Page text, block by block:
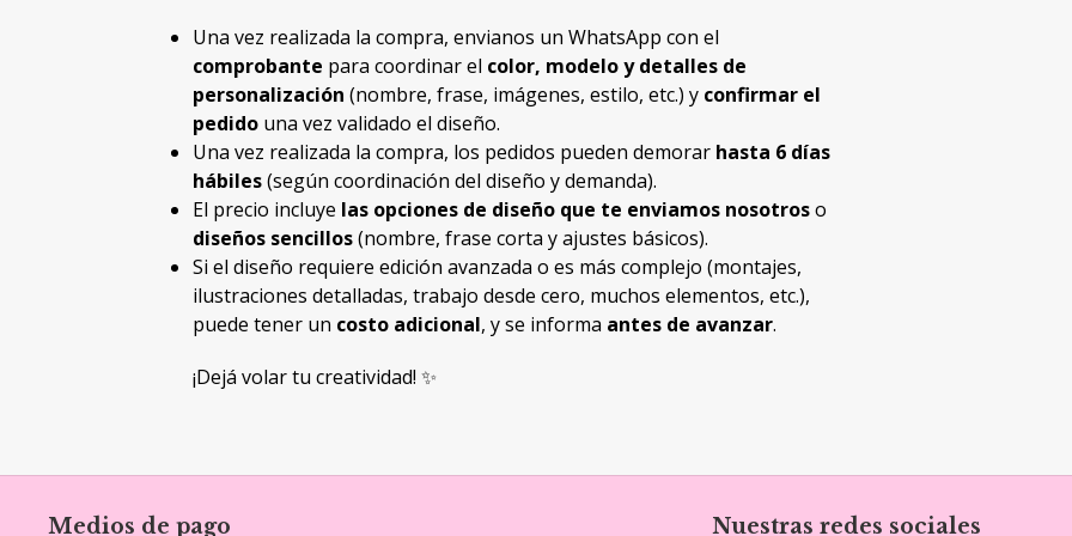
Una vez realizada la compra, envianos un WhatsApp con el
comprobante para coordinar el color, modelo y detalles de
personalización (nombre, frase, imágenes, estilo, etc.) y confirmar el
pedido una vez validado el diseño.
Una vez realizada la compra, los pedidos pueden demorar hasta 6 días
hábiles(según coordinación del diseño y demanda).
El precio incluye las opciones de diseño que te enviamos nosotroso
diseños sencillos(nombre, frase corta y ajustes básicos).
Si el diseño requiere edición avanzada o es más complejo (montajes,
ilustraciones detalladas, trabajo desde cero, muchos elementos, etc.),
puede tener un costo adicional, y se informa antes de avanzar.
¡Dejá volar tu creatividad! ✨
Medios de pago Nuestras redes sociales